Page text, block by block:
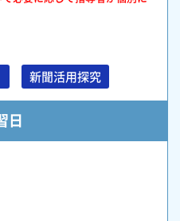
新聞活用探究
日